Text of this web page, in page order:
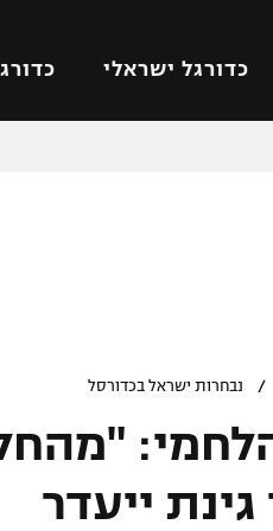
כדורגל ישראלי
פודקאסט
מכבי
בית"ר
/ נבחרות ישראל בכדורסל
ייעדר